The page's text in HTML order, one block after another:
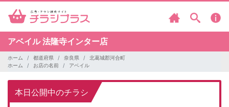
アベイル法隆寺インター店
ホーム 都道府県 奈良県
北葛城郡河合町
ホーム
お店の名前 アベイル
本日公開中のチラシ